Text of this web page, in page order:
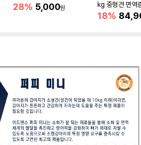
28% 5,000원
kg 중형견 면역
18%